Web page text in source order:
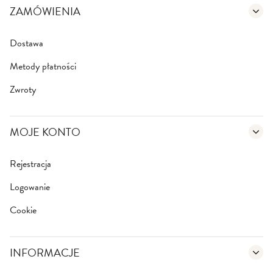
e
t
e
:
ZAMÓWIENIA
Dostawa
Metody płatności
Zwroty
MOJE KONTO
Rejestracja
Logowanie
Cookie
INFORMACJE